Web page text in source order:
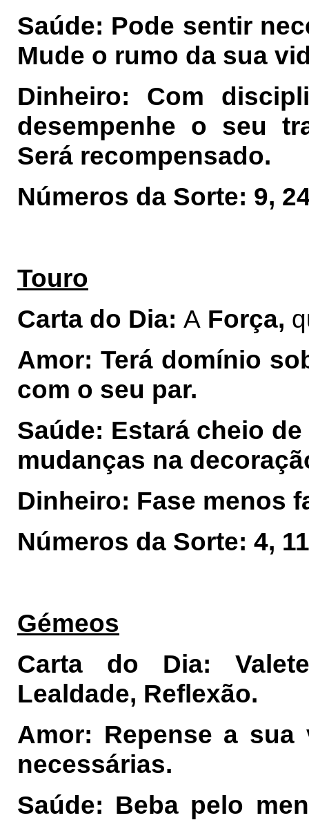
Saúde: Pode sentir
Mude o rumo da sua
Dinheiro: Com
desempenhe o seu
Será recompensado.
Números da Sorte: 9,
Touro
Carta do Dia: A Força,
Amor: Terá domínio
com o seu par.
Saúde: Estará cheio
mudanças na
Dinheiro: Fase menos
Números da Sorte: 4,
Gémeos
Carta do Dia:
Lealdade, Reflexão.
Amor: Repense a sua
necessárias.
Saúde: Beba pelo